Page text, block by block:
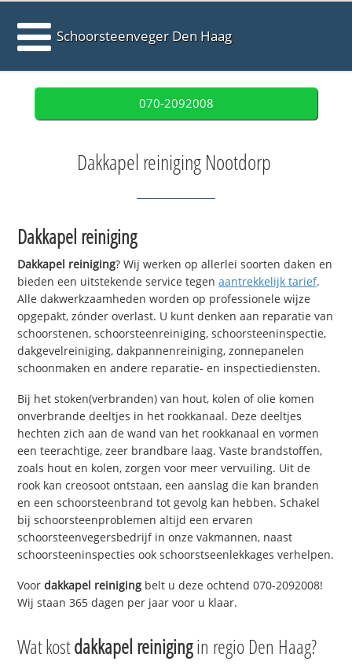
Schoorsteenveger Den Haag
070-2092008
Dakkapel reiniging Nootdorp
Dakkapel reiniging
Dakkapel reiniging? Wij werken op allerlei soorten daken en
bieden een uitstekende service tegenaantrekkelijk tarief.
Alle dakwerkzaamheden worden op professionele wijze
opgepakt, zónder overlast. U kunt denken aan reparatie van
schoorstenen, schoorsteenreiniging, schoorsteeninspectie,
dakgevelreiniging, dakpannenreiniging, zonnepanelen
schoonmaken en andere reparatie- en inspectiediensten.
Bij het stoken(verbranden) van hout, kolen of olie komen
onverbrande deeltjes in het rookkanaal. Deze deeltjes
hechten zich aan de wand van het rookkanaal en vormen
een teerachtige, zeer brandbare laag. Vaste brandstoffen,
zoals hout en kolen, zorgen voor meer vervuiling. Uit de
rook kan creosoot ontstaan, een aanslag die kan branden
en een schoorsteenbrand tot gevolg kan hebben. Schakel
bij schoorsteenproblemen altijd een ervaren
schoorsteenvegersbedrijf in onze vakmannen, naast
schoorsteeninspecties ook schoorstseenlekkages verhelpen.
Voordakkapel reiniging belt u deze ochtend 070-2092008!
Wij staan 365 dagen per jaar voor u klaar.
Wat kostdakkapel reinigingin regio Den Haag?